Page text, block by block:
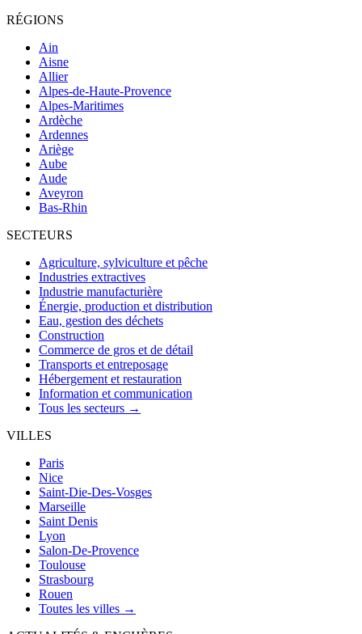
RÉGIONS
Ain
Aisne
Allier
Alpes-de-Haute-Provence
Alpes-Maritimes
Ardèche
Ardennes
Ariège
Aube
Aude
Aveyron
Bas-Rhin
SECTEURS
Agriculture, sylviculture et pêche
Industries extractives
Industrie manufacturière
Énergie, production et distribution
Eau, gestion des déchets
Construction
Commerce de gros et de détail
Transports et entreposage
Hébergement et restauration
Information et communication
Tous les secteurs →
VILLES
Paris
Nice
Saint-Die-Des-Vosges
Marseille
Saint Denis
Lyon
Salon-De-Provence
Toulouse
Strasbourg
Rouen
Toutes les villes →